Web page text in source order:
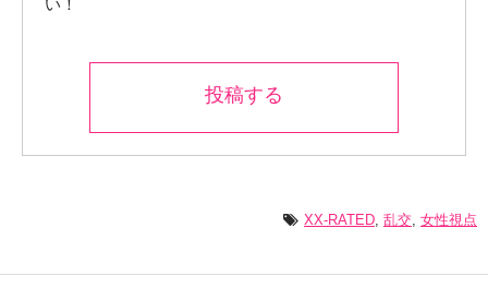
い！
投稿する
XX-RATED 乱交 女性視点